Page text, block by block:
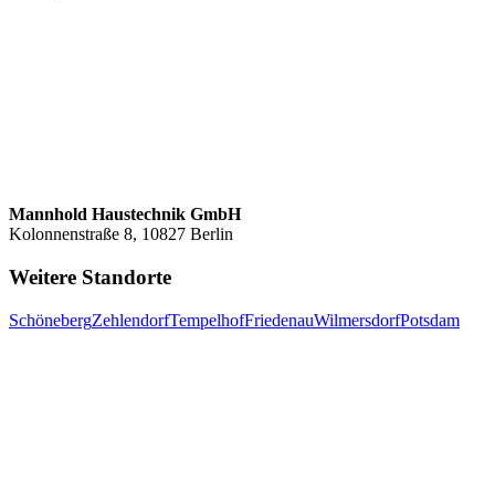
Mannhold Haustechnik GmbH
Kolonnenstraße 8, 10827 Berlin
Weitere Standorte
SchönebergZehlendorfTempelhofFriedenauWilmersdorfPotsdam